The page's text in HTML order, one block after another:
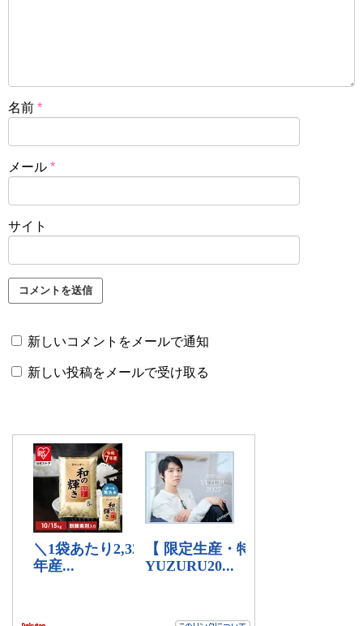
名前 *
メール *
サイト
新しいコメントをメールで通知
新しい投稿をメールで受け取る